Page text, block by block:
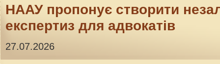
НААУ пропонує створити
експертиз для адвокатів
27.07.2026